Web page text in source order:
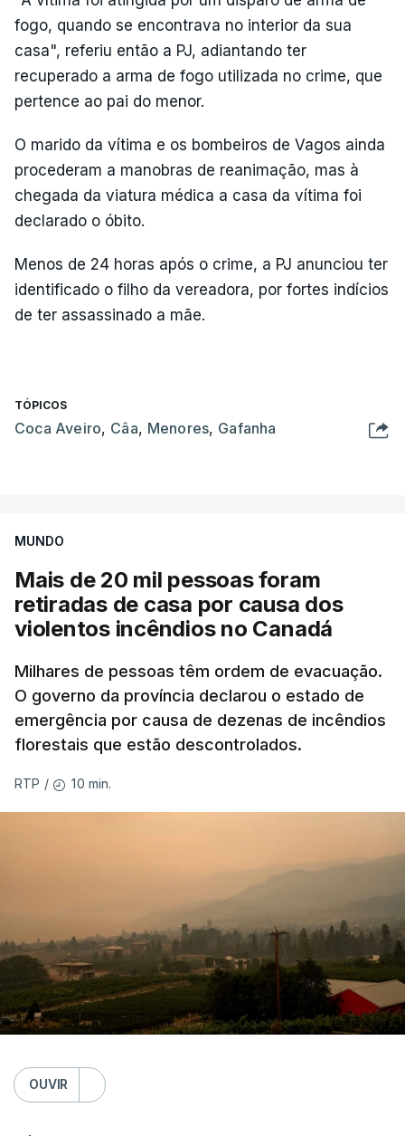
fogo, quando se encontrava no interior da sua
casa", referiu então a PJ, adiantando ter
recuperado a arma de fogo utilizada no crime, que
pertence ao pai do menor.
O marido da vítima e os bombeiros de Vagos ainda
procederam a manobras de reanimação, mas à
chegada da viatura médica a casa da vítima foi
declarado o óbito.
Menos de 24 horas após o crime, a PJ anunciou ter
identificado o filho da vereadora, por fortes indícios
de ter assassinado a mãe.
TÓPICOS
Coca Aveiro, Câa, Menores, Gafanha
MUNDO
Mais de 20 mil pessoas foram
retiradas de casa por causa dos
violentos incêndios no Canadá
Milhares de pessoas têm ordem de evacuação.
O governo da província declarou o estado de
emergência por causa de dezenas de incêndios
florestais que estão descontrolados.
RTP / 10 min.
OUVIR